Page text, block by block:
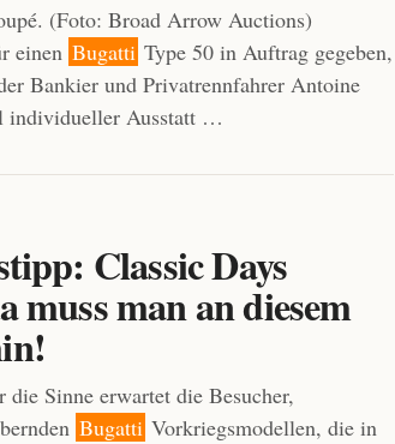
(Foto: Broad Arrow Auctions)
einen Bugatti Type 50 in Auftrag gegeben,
Bankier und Privatrennfahrer Antoine
individueller Ausstatt …
Classic Days
muss man an diesem
Sinne erwartet die Besucher,
Bugatti Vorkriegsmodellen, die in